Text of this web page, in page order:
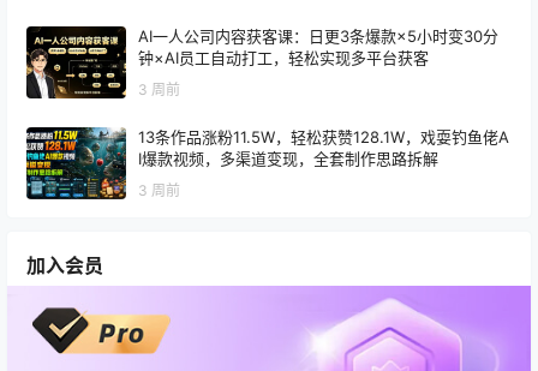
AI一人公司内容获客课：日更3条爆款×5小时变30分
钟×AI员工自动打工，轻松实现多平台获客
3 周前
13条作品涨粉11.5W，轻松获赞128.1W，戏耍钓鱼佬A
I爆款视频，多渠道变现，全套制作思路拆解
3 周前
加入会员